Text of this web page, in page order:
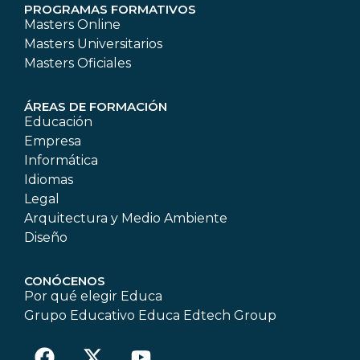
PROGRAMAS FORMATIVOS
Masters Online
Masters Universitarios
Masters Oficiales
ÁREAS DE FORMACIÓN
Educación
Empresa
Informática
Idiomas
Legal
Arquitectura y Medio Ambiente
Diseño
CONÓCENOS
Por qué elegir Educa
Grupo Educativo Educa Edtech Group